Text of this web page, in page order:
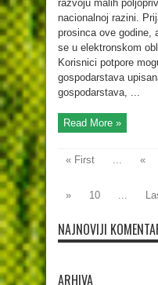
razvoju malih
nacionalnoj razini.
prosinca ove godine,
se u elektronskom
Korisnici potpore
gospodarstava
gospodarstava, ...
Read More »
« First ... «
»
10 ...
NAJNOVIJI
ARHIVA